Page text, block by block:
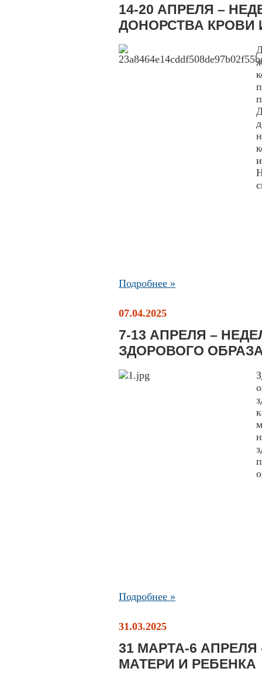
14-20 АПРЕЛЯ –
ДОНОРСТВА КРОВИ
Подробнее »
07.04.2025
7-13 АПРЕЛЯ –
ЗДОРОВОГО
Подробнее »
31.03.2025
31 МАРТА-6
МАТЕРИ И РЕБЕНКА